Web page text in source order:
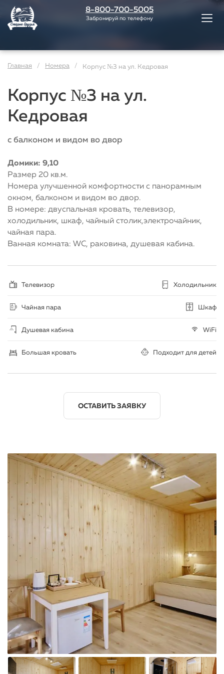
8-800-700-5005
Забронируй по телефону
Главная Номера Корпус №3 на ул. Кедровая
Корпус №3 на ул.
Кедровая
с балконом и видом во двор
Домики: 9,10
Размер 20 кв.м.
Номера улучшенной комфортности с панорамным
окном, балконом и видом во двор.
В номере: двуспальная кровать, телевизор,
холодильник, шкаф, чайный столик,электрочайник,
чайная пара.
Ванная комната: WC, раковина, душевая кабина.
Телевизор Холодильник
Чайная пара Шкаф
Душевая кабина WiFi
Большая кровать Подходит для детей
ОСТАВИТЬ ЗАЯВКУ